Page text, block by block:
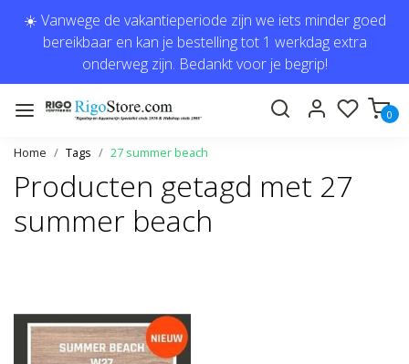
☀️ Vanwege de vakantieperiode zijn we iets minder goed
bereikbaar en kan je bestelling tot 1 werkdag extra
onderweg zijn. Bedankt voor je begrip!
0
Home Tags 27 summer beach
Producten getagd met 27
summer beach